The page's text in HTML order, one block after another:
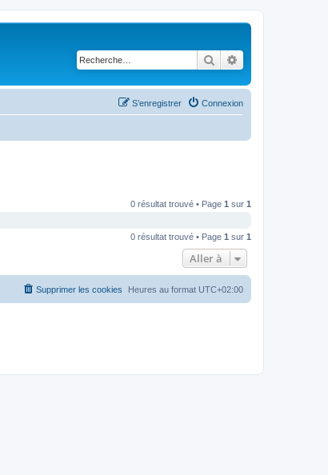
Rechercher
Connexion
S’enregistrer
0 résultat trouvé • Page 1 sur 1
0 résultat trouvé • Page 1 sur 1
Aller à
Heures au format UTC+02:00
Supprimer les cookies